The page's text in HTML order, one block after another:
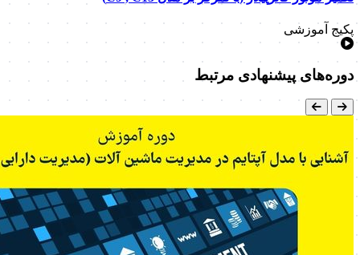
پکیج آموزشی
دوره‌های پیشنهادی مرتبط